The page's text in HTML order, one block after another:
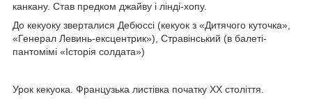
канкану. Став предком джайву і лінді-хопу.
До кекуоку зверталися Дебюссі (кекуок з «Дитячого куточка»,
«Генерал Левинь-ексцентрик»), Стравінський (в балеті-
пантомімі «Історія солдата»)
Урок кекуока. Французька листівка початку XX століття.